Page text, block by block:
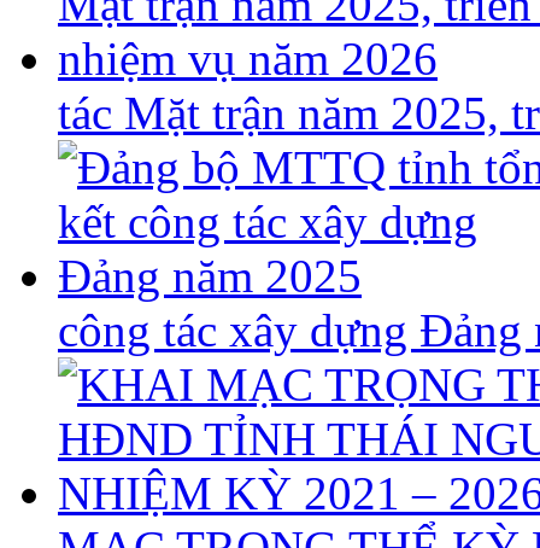
tác Mặt trận năm 2025,
công tác xây dựng Đảng